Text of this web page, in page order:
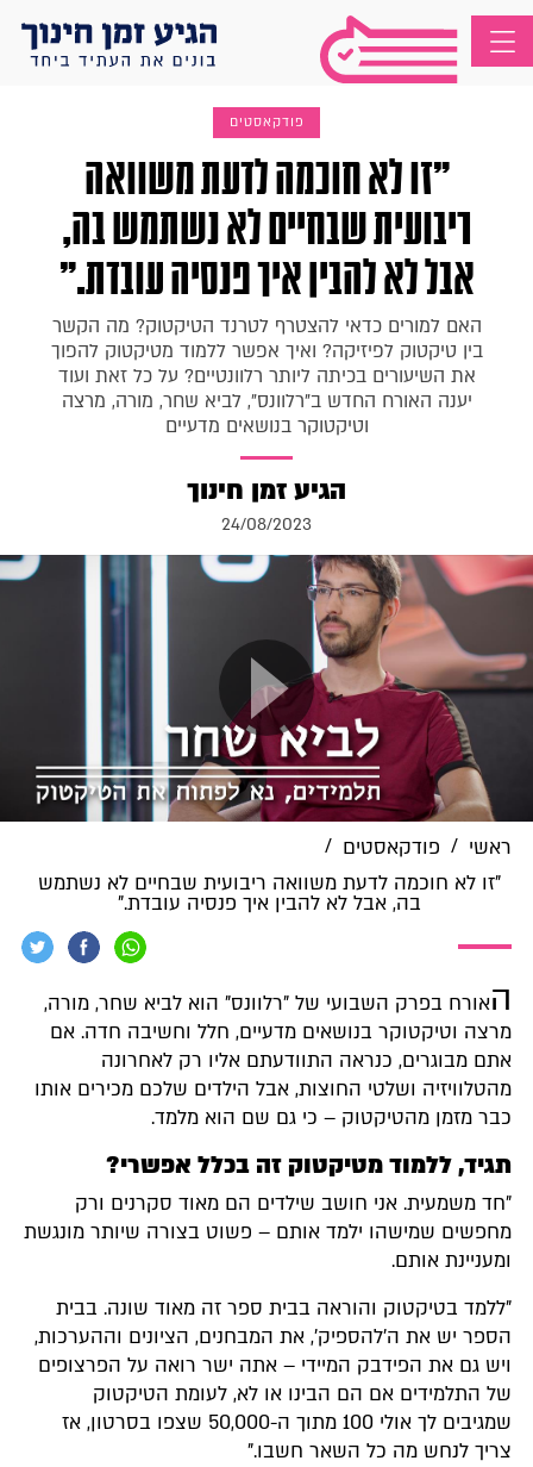
פודקאסטים
"זו לא חוכמה לדעת משוואה
ריבועית שבחיים לא נשתמש בה,
אבל לא להבין איך פנסיה עובדת."
האם למורים כדאי להצטרף לטרנד הטיקטוק? מה הקשר
בין טיקטוק לפיזיקה? ואיך אפשר ללמוד מטיקטוק להפוך
את השיעורים בכיתה ליותר רלוונטיים? על כל זאת ועוד
יענה האורח החדש ב"רלוונס", לביא שחר, מורה, מרצה
וטיקטוקר בנושאים מדעיים
הגיע זמן חינוך
24/08/2023
ראשי / פודקאסטים /
"זו לא חוכמה לדעת משוואה ריבועית שבחיים לא נשתמש
בה, אבל לא להבין איך פנסיה עובדת."
האורח בפרק השבועי של "רלוונס" הוא לביא שחר, מורה,
מרצה וטיקטוקר בנושאים מדעיים, חלל וחשיבה חדה. אם
אתם מבוגרים, כנראה התוודעתם אליו רק לאחרונה
מהטלוויזיה ושלטי החוצות, אבל הילדים שלכם מכירים אותו
כבר מזמן מהטיקטוק – כי גם שם הוא מלמד.
תגיד, ללמוד מטיקטוק זה בכלל אפשרי?
"חד משמעית. אני חושב שילדים הם מאוד סקרנים ורק
מחפשים שמישהו ילמד אותם – פשוט בצורה שיותר מונגשת
ומעניינת אותם.
"ללמד בטיקטוק והוראה בבית ספר זה מאוד שונה. בבית
הספר יש את ה'להספיק', את המבחנים, הציונים וההערכות,
ויש גם את הפידבק המיידי – אתה ישר רואה על הפרצופים
של התלמידים אם הם הבינו או לא, לעומת הטיקטוק
שמגיבים לך אולי 100 מתוך ה-50,000 שצפו בסרטון, אז
צריך לנחש מה כל השאר חשבו."